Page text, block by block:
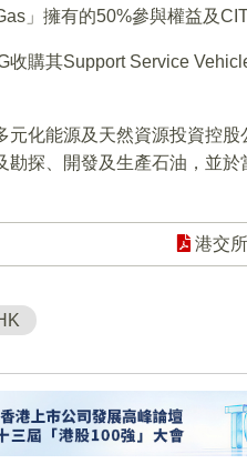
」擁有的50%參與權益及
收購其Support Service
元化能源及天然資源投資控
勘探、開發及生產石油，並
港交